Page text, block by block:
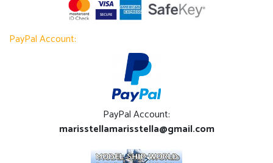
PayPal Account:
PayPal Account:
marisstellamarisstella@gmail.com